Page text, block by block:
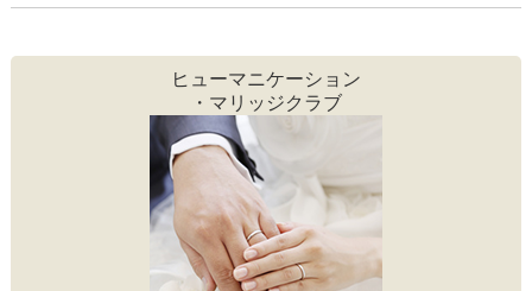
ヒューマニケーション
・マリッジクラブ